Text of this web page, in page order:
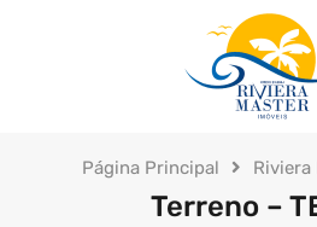
Página Principal Riviera
Terreno –